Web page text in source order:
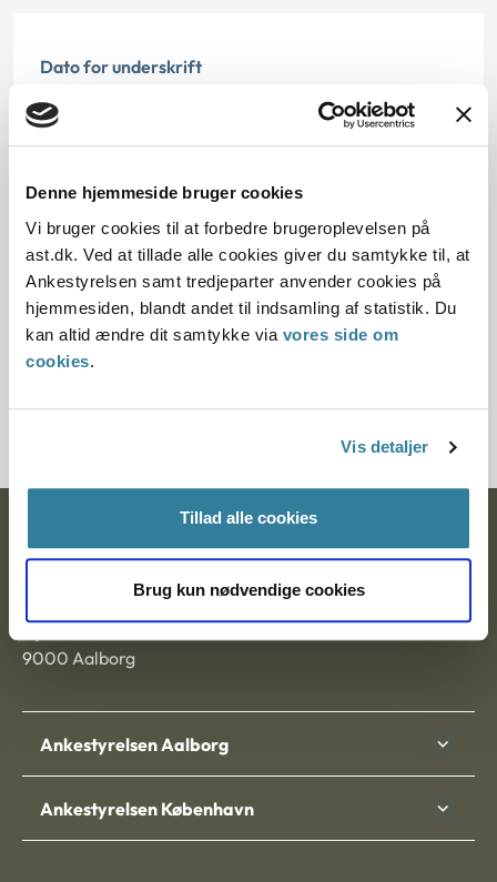
Denne hjemmeside bruger cookies
Vi bruger cookies til at forbedre brugeroplevelsen på
ast.dk. Ved at tillade alle cookies giver du samtykke til, at
Ankestyrelsen samt tredjeparter anvender cookies på
hjemmesiden, blandt andet til indsamling af statistik. Du
kan altid ændre dit samtykke via vores side om
cookies.
Vis detaljer
Tillad alle cookies
Brug kun nødvendige cookies
Dato for underskrift
15.02.1992
Paragraf
§ 27 § 57 § 50 § 11 § 10 § 58
Journalnummer
20114-91
9000 Aalborg
Ankestyrelsen Aalborg
Ankestyrelsen København